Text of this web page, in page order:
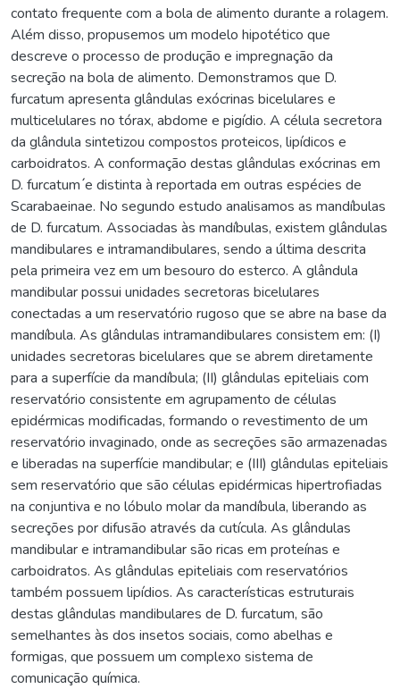
contato frequente com a bola de alimento durante a rolagem.
Além disso, propusemos um modelo hipotético que
descreve o processo de produção e impregnação da
secreção na bola de alimento. Demonstramos que D.
furcatum apresenta glândulas exócrinas bicelulares e
multicelulares no tórax, abdome e pigídio. A célula secretora
da glândula sintetizou compostos proteicos, lipídicos e
carboidratos. A conformação destas glândulas exócrinas em
D. furcatum ́e distinta à reportada em outras espécies de
Scarabaeinae. No segundo estudo analisamos as mandíbulas
de D. furcatum. Associadas às mandíbulas, existem glândulas
mandibulares e intramandibulares, sendo a última descrita
pela primeira vez em um besouro do esterco. A glândula
mandibular possui unidades secretoras bicelulares
conectadas a um reservatório rugoso que se abre na base da
mandíbula. As glândulas intramandibulares consistem em: (I)
unidades secretoras bicelulares que se abrem diretamente
para a superfície da mandíbula; (II) glândulas epiteliais com
reservatório consistente em agrupamento de células
epidérmicas modificadas, formando o revestimento de um
reservatório invaginado, onde as secreções são armazenadas
e liberadas na superfície mandibular; e (III) glândulas epiteliais
sem reservatório que são células epidérmicas hipertrofiadas
na conjuntiva e no lóbulo molar da mandíbula, liberando as
secreções por difusão através da cutícula. As glândulas
mandibular e intramandibular são ricas em proteínas e
carboidratos. As glândulas epiteliais com reservatórios
também possuem lipídios. As características estruturais
destas glândulas mandibulares de D. furcatum, são
semelhantes às dos insetos sociais, como abelhas e
formigas, que possuem um complexo sistema de
comunicação química.